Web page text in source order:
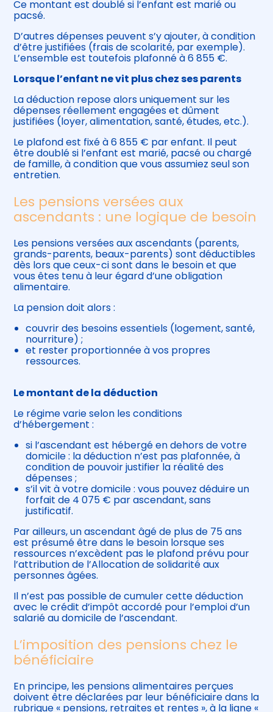
Ce montant est doublé si l’enfant est marié ou
pacsé.
D’autres dépenses peuvent s’y ajouter, à condition
d’être justifiées (frais de scolarité, par exemple).
L’ensemble est toutefois plafonné à 6 855 €.
Lorsque l’enfant ne vit plus chez ses parents
La déduction repose alors uniquement sur les
dépenses réellement engagées et dûment
justifiées (loyer, alimentation, santé, études, etc.).
Le plafond est fixé à 6 855 € par enfant. Il peut
être doublé si l’enfant est marié, pacsé ou chargé
de famille, à condition que vous assumiez seul son
entretien.
Les pensions versées aux
ascendants : une logique de besoin
Les pensions versées aux ascendants (parents,
grands-parents, beaux-parents) sont déductibles
dès lors que ceux-ci sont dans le besoin et que
vous êtes tenu à leur égard d’une obligation
alimentaire.
La pension doit alors :
couvrir des besoins essentiels (logement, santé,
nourriture) ;
et rester proportionnée à vos propres
ressources.
Le montant de la déduction
Le régime varie selon les conditions
d’hébergement :
si l’ascendant est hébergé en dehors de votre
domicile : la déduction n’est pas plafonnée, à
condition de pouvoir justifier la réalité des
dépenses ;
s’il vit à votre domicile : vous pouvez déduire un
forfait de 4 075 € par ascendant, sans
justificatif.
Par ailleurs, un ascendant âgé de plus de 75 ans
est présumé être dans le besoin lorsque ses
ressources n’excèdent pas le plafond prévu pour
l’attribution de l’Allocation de solidarité aux
personnes âgées.
Il n’est pas possible de cumuler cette déduction
avec le crédit d’impôt accordé pour l’emploi d’un
salarié au domicile de l’ascendant.
L’imposition des pensions chez le
bénéficiaire
En principe, les pensions alimentaires perçues
doivent être déclarées par leur bénéficiaire dans la
rubrique « pensions, retraites et rentes », à la ligne «